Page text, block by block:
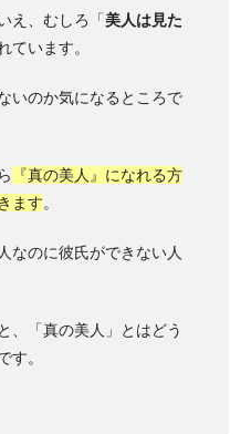
え、むしろ「美人は見た
ています。
いのか気になるところで
『真の美人』になれる方
ます。
なのに彼氏ができない人
、「真の美人」とはどう
す。